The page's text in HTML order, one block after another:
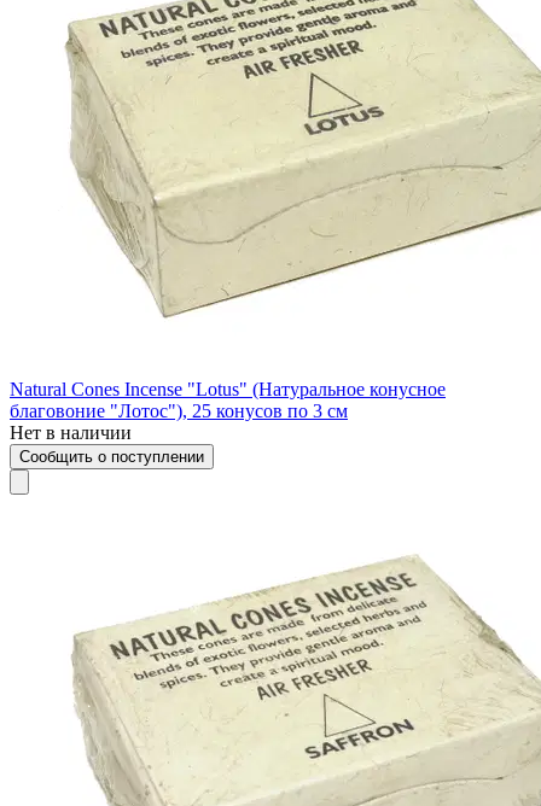
Natural Cones Incense "Lotus" (Натуральное конусное
благовоние "Лотос"), 25 конусов по 3 см
Нет в наличии
Сообщить о поступлении